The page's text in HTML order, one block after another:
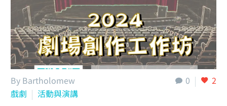
0 2
By Bartholomew
戲劇
活動與演講